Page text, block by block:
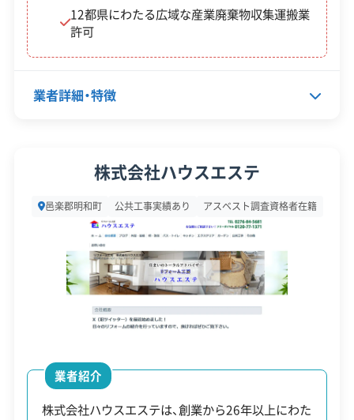
どちらの制度を利用する場合も、必ず工事の契約や
着工の前に町へ申請し、認定を受ける必要がありま
す。特にブロック塀の補助金は、例年10月末頃に申
づいています。ご利用の際は、必ず最新の情報を町
※制度の最新情報や申請様式は、必ず自治体の公式
サイトをご確認ください。
明和町の公式サイトで詳細を見る
廃棄物処理と分別ルール
12都県にわたる広域な産業廃棄物収集運搬業
許可
業者詳細・特徴
資本金 -
電話番号 0276-91-3211
9:00～19:00
営業日
株式会社ハウスエステ
邑楽郡明和町 公共工事実績あり アスベスト調査資格者在籍
業者紹介
株式会社ハウスエステは、創業から26年以上にわた